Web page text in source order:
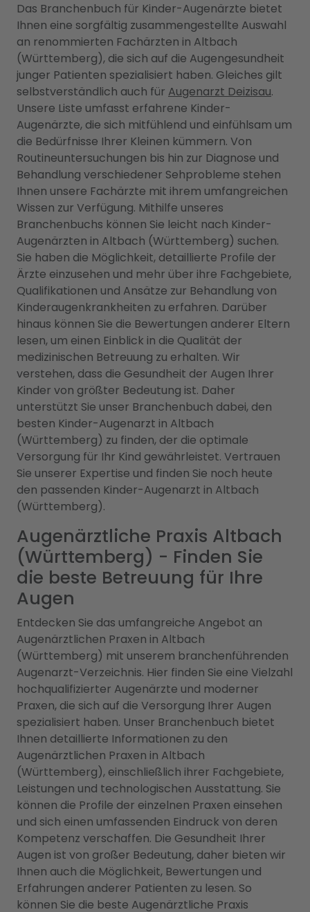
Das Branchenbuch für Kinder-Augenärzte bietet
Ihnen eine sorgfältig zusammengestellte Auswahl
an renommierten Fachärzten in Altbach
(Württemberg), die sich auf die Augengesundheit
junger Patienten spezialisiert haben. Gleiches gilt
selbstverständlich auch für Augenarzt Deizisau.
Unsere Liste umfasst erfahrene Kinder-
Augenärzte, die sich mitfühlend und einfühlsam um
die Bedürfnisse Ihrer Kleinen kümmern. Von
Routineuntersuchungen bis hin zur Diagnose und
Behandlung verschiedener Sehprobleme stehen
Ihnen unsere Fachärzte mit ihrem umfangreichen
Wissen zur Verfügung. Mithilfe unseres
Branchenbuchs können Sie leicht nach Kinder-
Augenärzten in Altbach (Württemberg) suchen.
Sie haben die Möglichkeit, detaillierte Profile der
Ärzte einzusehen und mehr über ihre Fachgebiete,
Qualifikationen und Ansätze zur Behandlung von
Kinderaugenkrankheiten zu erfahren. Darüber
hinaus können Sie die Bewertungen anderer Eltern
lesen, um einen Einblick in die Qualität der
medizinischen Betreuung zu erhalten. Wir
verstehen, dass die Gesundheit der Augen Ihrer
Kinder von größter Bedeutung ist. Daher
unterstützt Sie unser Branchenbuch dabei, den
besten Kinder-Augenarzt in Altbach
(Württemberg) zu finden, der die optimale
Versorgung für Ihr Kind gewährleistet. Vertrauen
Sie unserer Expertise und finden Sie noch heute
den passenden Kinder-Augenarzt in Altbach
(Württemberg).
Augenärztliche Praxis Altbach
(Württemberg) - Finden Sie
die beste Betreuung für Ihre
Augen
Entdecken Sie das umfangreiche Angebot an
Augenärztlichen Praxen in Altbach
(Württemberg) mit unserem branchenführenden
Augenarzt-Verzeichnis. Hier finden Sie eine Vielzahl
hochqualifizierter Augenärzte und moderner
Praxen, die sich auf die Versorgung Ihrer Augen
spezialisiert haben. Unser Branchenbuch bietet
Ihnen detaillierte Informationen zu den
Augenärztlichen Praxen in Altbach
(Württemberg), einschließlich ihrer Fachgebiete,
Leistungen und technologischen Ausstattung. Sie
können die Profile der einzelnen Praxen einsehen
und sich einen umfassenden Eindruck von deren
Kompetenz verschaffen. Die Gesundheit Ihrer
Augen ist von großer Bedeutung, daher bieten wir
Ihnen auch die Möglichkeit, Bewertungen und
Erfahrungen anderer Patienten zu lesen. So
können Sie die beste Augenärztliche Praxis